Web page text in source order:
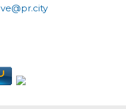
ve@pr.city